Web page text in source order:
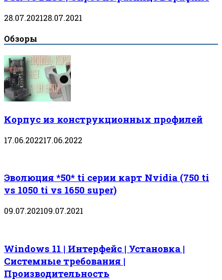
28.07.202128.07.2021
Обзоры
Корпус из конструкционных профилей
17.06.202217.06.2022
Эволюция *50* ti серии карт Nvidia (750 ti
vs 1050 ti vs 1650 super)
09.07.202109.07.2021
Windows 11 | Интерфейс | Установка |
Системные требования |
Производительность